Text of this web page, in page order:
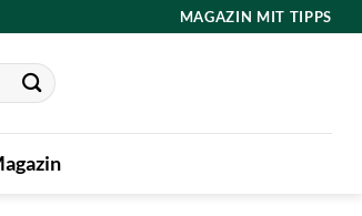
MAGAZIN MIT TIPPS